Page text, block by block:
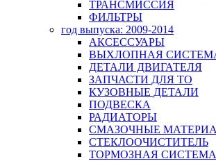
ТРАНСМИССИЯ
ФИЛЬТРЫ
год выпуска: 2009-2014
АКСЕССУАРЫ
ВЫХЛОПНАЯ
ДЕТАЛИ ДВИГАТЕЛЯ
ЗАПЧАСТИ ДЛЯ ТО
КУЗОВНЫЕ ДЕТАЛИ
ПОДВЕСКА
РАДИАТОРЫ
СМАЗОЧНЫЕ
СТЕКЛООЧИСТИТЕЛЬ
ТОРМОЗНАЯ СИСТЕМА